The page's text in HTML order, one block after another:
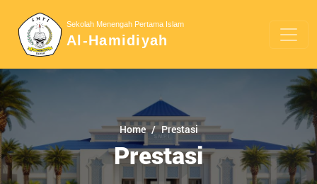
Sekolah Menengah Pertama Islam
Al-Hamidiyah
Home Prestasi
Prestasi